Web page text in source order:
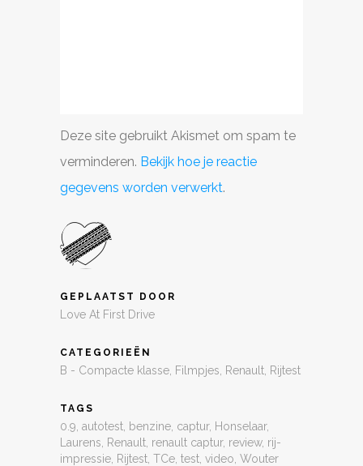
Deze site gebruikt Akismet om spam te
verminderen. Bekijk hoe je reactie
gegevens worden verwerkt.
GEPLAATST DOOR
Love At First Drive
CATEGORIEËN
B - Compacte klasse Filmpjes Renault Rijtest
TAGS
0.9 autotest benzine captur, Honselaar,
Laurens
Renault renault captur, review, rij-
impressie Rijtest TCe test video Wouter